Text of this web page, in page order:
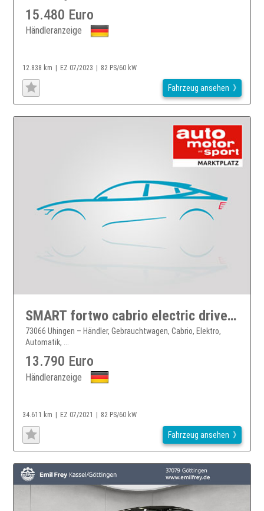
15.480 Euro
Händleranzeige
12.838 km EZ 07/2023 82 PS/60 kW
Fahrzeug ansehen
SMART fortwo cabrio electric drive AUT Kam. KlimaA LM
73066 Uhingen – Händler, Gebrauchtwagen, Cabrio, Elektro,
Automatik, ...
13.790 Euro
Händleranzeige
34.611 km EZ 07/2021 82 PS/60 kW
Fahrzeug ansehen